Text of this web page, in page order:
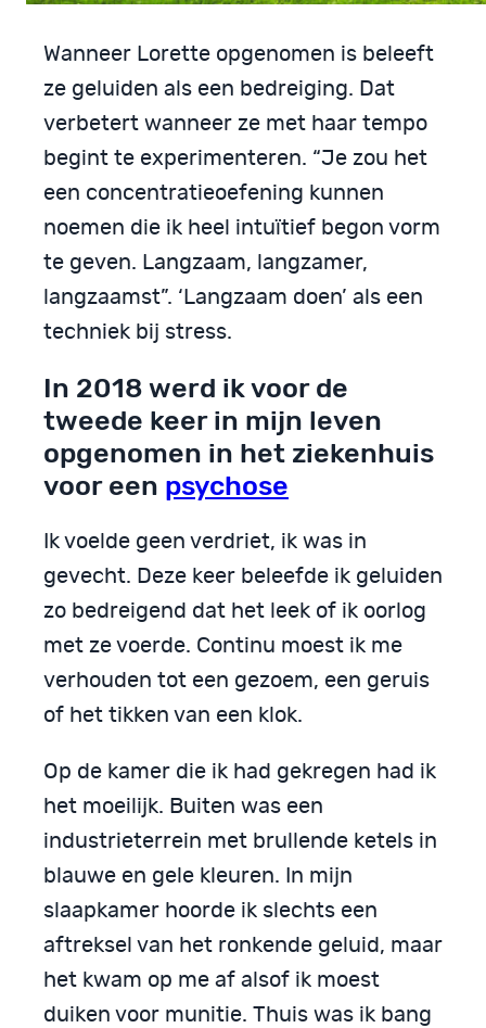
Wanneer Lorette opgenomen is beleeft
ze geluiden als een bedreiging. Dat
verbetert wanneer ze met haar tempo
begint te experimenteren. “Je zou het
een concentratieoefening kunnen
noemen die ik heel intuïtief begon vorm
te geven. Langzaam, langzamer,
langzaamst”. ‘Langzaam doen’ als een
techniek bij stress.
In 2018 werd ik voor de
tweede keer in mijn leven
opgenomen in het ziekenhuis
voor een psychose
Ik voelde geen verdriet, ik was in
gevecht. Deze keer beleefde ik geluiden
zo bedreigend dat het leek of ik oorlog
met ze voerde. Continu moest ik me
verhouden tot een gezoem, een geruis
of het tikken van een klok.
Op de kamer die ik had gekregen had ik
het moeilijk. Buiten was een
industrieterrein met brullende ketels in
blauwe en gele kleuren. In mijn
slaapkamer hoorde ik slechts een
aftreksel van het ronkende geluid, maar
het kwam op me af alsof ik moest
duiken voor munitie. Thuis was ik bang